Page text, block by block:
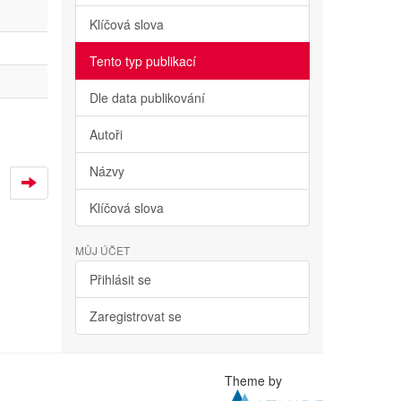
Klíčová slova
Tento typ publikací
Dle data publikování
Autoři
Názvy
Klíčová slova
MŮJ ÚČET
Přihlásit se
Zaregistrovat se
Theme by